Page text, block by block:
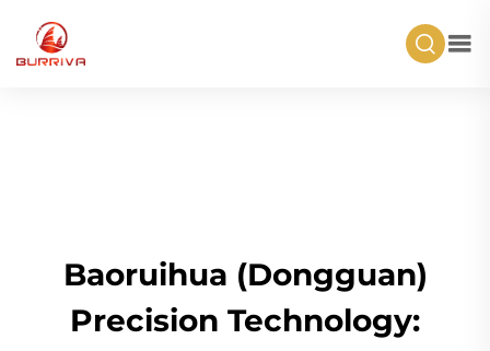
Baoruihua (Dongguan)
Precision Technology: